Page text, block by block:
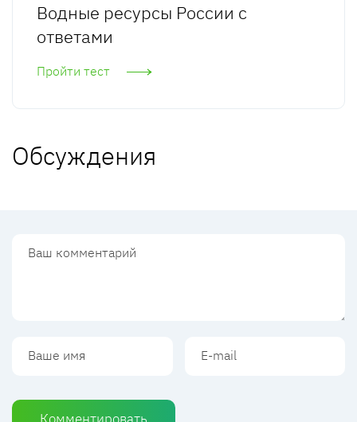
Водные ресурсы России с
ответами
Пройти тест
Обсуждения